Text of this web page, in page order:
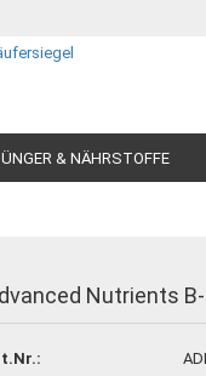
erstellen
& NÄHRSTOFFE
Nutrients